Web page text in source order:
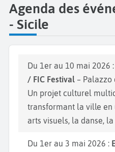
Agenda des
- Sicile
Du 1er au 10 mai 2026 :
/ FIC Festival –
Un projet culturel
transformant la ville en
arts visuels, la danse,
Du 1er au 3 mai 2026 :